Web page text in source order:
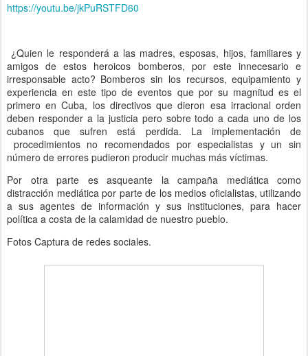
https://youtu.be/jkPuRSTFD60
¿Quien le responderá a las madres, esposas, hijos, familiares y
amigos de estos heroicos bomberos, por este innecesario e
irresponsable acto? Bomberos sin los recursos, equipamiento y
experiencia en este tipo de eventos que por su magnitud es el
primero en Cuba, los directivos que dieron esa irracional orden
deben responder a la justicia pero sobre todo a cada uno de los
cubanos que sufren está perdida. La implementación de
procedimientos no recomendados por especialistas y un sin
número de errores pudieron producir muchas más víctimas.
Por otra parte es asqueante la campaña mediática como
distracción mediática por parte de los medios oficialistas, utilizando
a sus agentes de información y sus instituciones, para hacer
política a costa de la calamidad de nuestro pueblo.
Fotos Captura de redes sociales.